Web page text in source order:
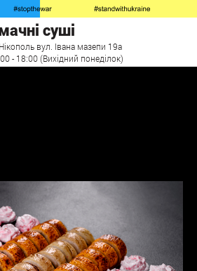
суші
вул. Івана мазепи 19а
- 18:00 (Вихідний понеділок)